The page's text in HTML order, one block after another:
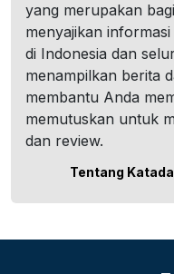
yang merupakan
menyajikan
di Indonesia dan
menampilkan berita
membantu Anda
memutuskan untuk
dan review.
Tentang